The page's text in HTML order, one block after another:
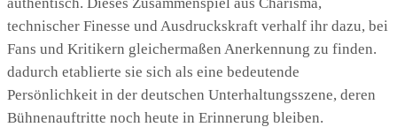
technischer Finesse und Ausdruckskraft verhalf ihr dazu, bei
Fans und Kritikern gleichermaßen Anerkennung zu finden.
dadurch etablierte sie sich als eine bedeutende
Persönlichkeit in der deutschen Unterhaltungsszene, deren
Bühnenauftritte noch heute in Erinnerung bleiben.